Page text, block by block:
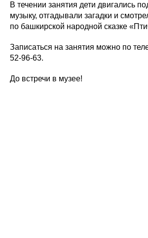
В течении занятия дети двигались
музыку, отгадывали загадки и
по башкирской народной сказке
Записаться на занятия можно по
52-96-63.
До встречи в музее!